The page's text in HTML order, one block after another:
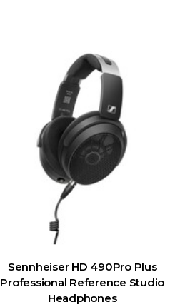
Sennheiser HD 490Pro Plus
Professional Reference Studio
Headphones